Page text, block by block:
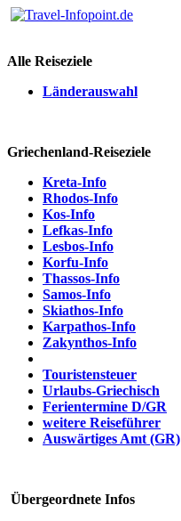
Alle Reiseziele
Länderauswahl
Griechenland-Reiseziele
Kreta-Info
Rhodos-Info
Kos-Info
Lefkas-Info
Lesbos-Info
Korfu-Info
Thassos-Info
Samos-Info
Skiathos-Info
Karpathos-Info
Zakynthos-Info
Touristensteuer
Urlaubs-Griechisch
Ferientermine D/GR
weitere Reiseführer
Auswärtiges Amt (GR)
Übergeordnete Infos